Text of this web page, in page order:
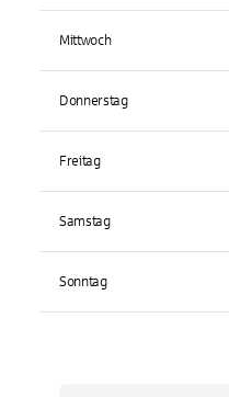
Mittwoch
Donnerstag
Freitag
Samstag
Sonntag